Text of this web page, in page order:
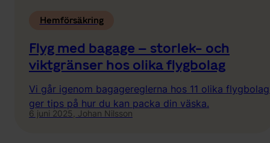
Hemförsäkring
Flyg med bagage – storlek- och
viktgränser hos olika flygbolag
Vi går igenom bagagereglerna hos 11 olika
ger tips på hur du kan packa din väska.
6 juni 2025, Johan Nilsson